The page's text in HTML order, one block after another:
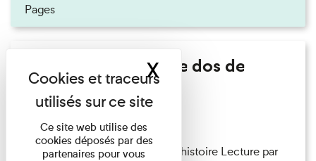
Pages
Philippe Artières - Le dos de
l'histoire
Lecture
Philippe Artières — Le dos de l’histoire Lecture par
Ce site web utilise des
cookies déposés par des
partenaires pour vous
XMasquer le